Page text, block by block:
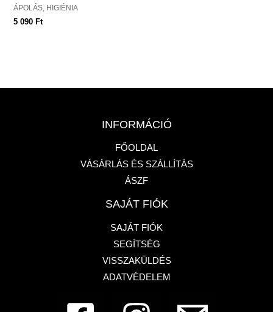
ÁPOLÁS, HIGIÉNIA
5 090 Ft
INFORMÁCIÓ
FŐOLDAL
VÁSÁRLÁS ÉS SZÁLLÍTÁS
ÁSZF
SAJÁT FIÓK
SAJÁT FIÓK
SEGÍTSÉG
VISSZAKÜLDÉS
ADATVÉDELEM